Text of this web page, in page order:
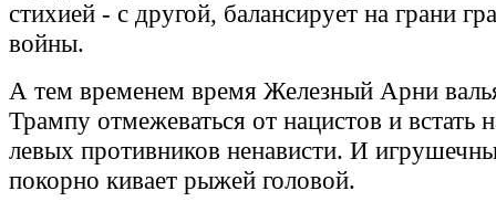
стихией - с другой, балансирует на грани
войны.
А тем временем время Железный Арни
Трампу отмежеваться от нацистов и встать
левых противников ненависти. И
покорно кивает рыжей головой.